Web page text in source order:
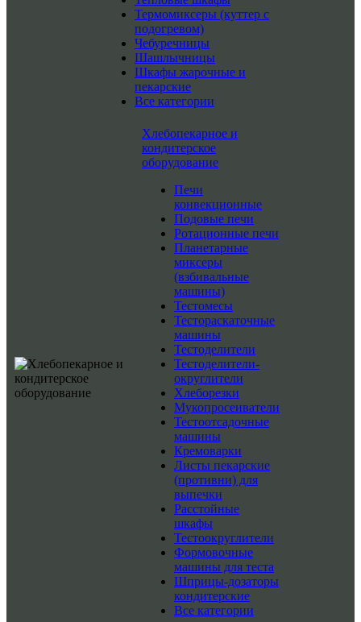
Термомиксеры (куттер с
подогревом)
Чебуречницы
Шашлычницы
Шкафы жарочные и
пекарские
Все категории
Хлебопекарное и
кондитерское
оборудование
Печи
конвекционные
Подовые печи
Ротационные печи
Планетарные
миксеры
(взбивальные
машины)
Тестомесы
Тестораскаточные
машины
Тестоделители
Тестоделители-
округлители
Хлеборезки
Мукопросеиватели
Тестоотсадочные
машины
Кремоварки
Листы пекарские
(противни) для
выпечки
Расстойные
шкафы
Тестоокруглители
Формовочные
машины для теста
Шприцы-дозаторы
кондитерские
Все категории